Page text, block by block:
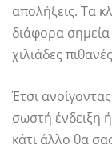
απολήξεις. Τα
διάφορα
χιλιάδες
Έτσι
σωστή ένδειξη
κάτι άλλο θα